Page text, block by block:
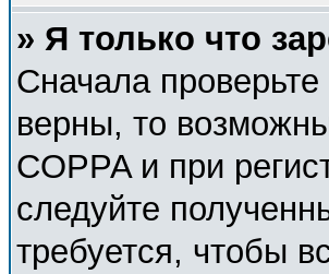
» Я только что
Сначала
верны, то
COPPA и при
следуйте
требуется, чтобы